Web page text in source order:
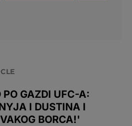
PO GAZDI UFC-A:
I DUSTINA I
BORCA!'